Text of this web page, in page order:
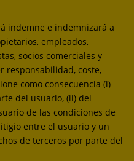
indemne e indemnizará a
empleados,
socios comerciales y
responsabilidad, coste,
como consecuencia (i)
del usuario, (ii) del
de las condiciones de
entre el usuario y un
de terceros por parte del